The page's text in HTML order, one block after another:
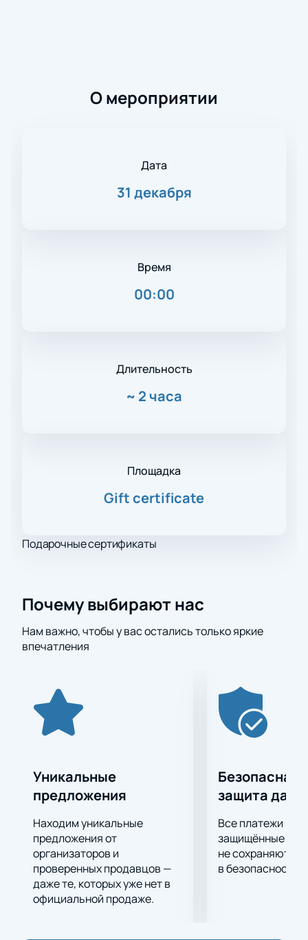
О мероприятии
Дата
31 декабря
Время
00:00
Длительность
~ 2 часа
Площадка
Gift certificate
Подарочные сертификаты
Почему выбирают нас
Нам важно, чтобы у вас остались только яркие
впечатления
Уникальные
предложения
Находим уникальные
предложения от
организаторов и
проверенных продавцов —
даже те, которых уже нет в
официальной продаже.
Безопасная
защита
Все платежи
защищённые
не сохраняются
в безопасности.